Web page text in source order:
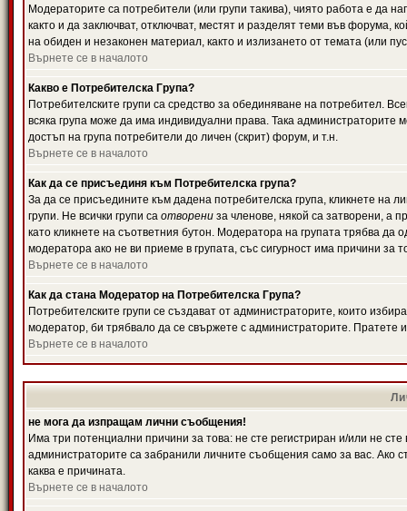
Модераторите са потребители (или групи такива), чиято работа е да
както и да заключват, отключват, местят и разделят теми във форума,
на обиден и незаконен материал, както и излизането от темата (или
Върнете се в началото
Какво е Потребителска Група?
Потребителските групи са средство за обединяване на потребител.
всяка група може да има индивидуални права. Така
достъп на група потребители до личен (скрит) форум, и т.н.
Върнете се в началото
Как да се присъединя към Потребителска група?
За да се присъедините към дадена потребителска група, кликнете на
групи. Не всички групи са отворени за членове, някой са затворени, а
като кликнете на съответния бутон. Модератора на групата трябва
модератора ако не ви приеме в групата, със сигурност има причини за
Върнете се в началото
Как да стана Модератор на Потребителска Група?
Потребителските групи се създават от администраторите, които
модератор, би трябвало да се свържете с администраторите.
Върнете се в началото
не мога да изпращам лични съобщения!
Има три потенциални причини за това: не сте регистриран и/или не
администраторите са забранили личните съобщения само за вас. Ако
каква е причината.
Върнете се в началото